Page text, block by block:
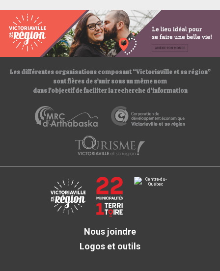
p
s
:
/
/
Les différentes organisations composant “Victoriaville et sa région”
sont fières de s’unir sous un même nom
dans l’objectif de faciliter la recherche d’information
Nous joindre
Logos et outils